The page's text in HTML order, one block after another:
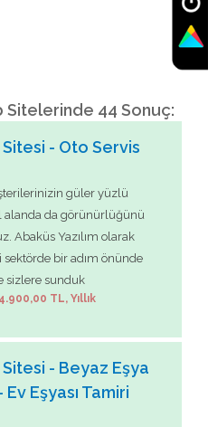
Sitelerinde 44 Sonuç:
- Oto Servis
güler yüzlü
alanda da görünürlüğünü
Abaküs Yazılım olarak
bir adım önünde
sizlere sunduk
TL, Yıllık
- Beyaz Eşya
Eşyası Tamiri